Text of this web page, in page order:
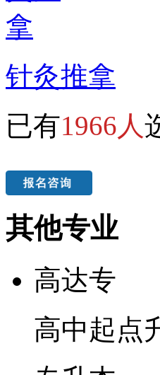
针灸推拿
已有1966人
其他专业
高达专
高中起点